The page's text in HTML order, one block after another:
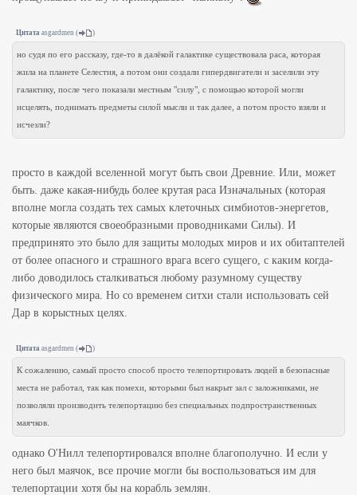
Цитата asgardmen ( )
но судя по его рассказу, где-то в далёкой галактике существовала раса, которая
жила на планете Селестия, а потом они создали гипердвигатели и заселили эту
галактику, после чего показали местным "силу", с помощью которой могли
исцелять, поднимать предметы силой мысли и так далее, а потом просто взяли и
исчезли?
просто в каждой вселенной могут быть свои Древние. Или, может
быть. даже какая-нибудь более крутая раса Изначальных (которая
вполне могла создать тех самых клеточных симбиотов-энергетов,
которые являются своеобразными проводниками Силы). И
предпринято это было для защиты молодых миров и их обитаптелей
от более опасного и страшного врага всего сущего, с каким когда-
либо доводилось сталкиваться любому разумному существу
физического мира. Но со временем ситхи стали использовать сей
Дар в корыстных целях.
Цитата asgardmen ( )
К сожалению, самый просто способ просто телепортировать людей в безопасные
места не работал, так как помехи, которыми был накрыт зал с заложниками, не
позволяли производить телепортацию без специальных подпространственных
маячков.
однако О'Нилл телепортировался вполне благополучно. И если у
него был маячок, все прочие могли бы воспользоваться им для
телепортации хотя бы на корабль землян.